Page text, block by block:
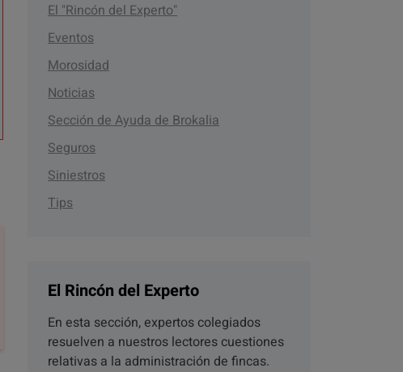
El "Rincón del Experto"
Eventos
Morosidad
Noticias
Sección de Ayuda de Brokalia
Seguros
Siniestros
Tips
El Rincón del Experto
En esta sección, expertos colegiados
resuelven a nuestros lectores cuestiones
relativas a la administración de fincas.